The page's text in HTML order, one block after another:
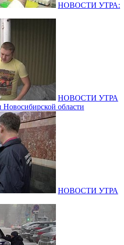
НОВОСТИ УТРА:
НОВОСТИ УТРА
Новосибирской области
НОВОСТИ УТРА